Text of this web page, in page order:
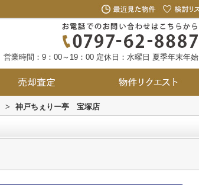
営業時間：9：00～19：00 定休日：水曜日 夏季年末年始
> 神戸ちぇりー亭 宝塚店